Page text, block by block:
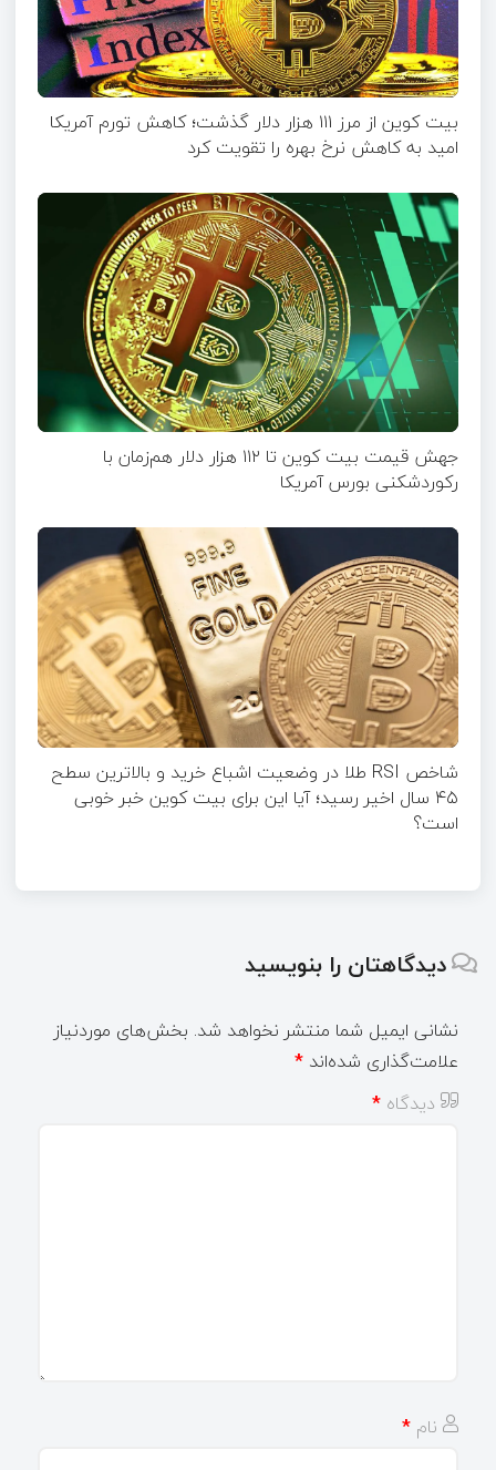
بیت کوین از مرز ۱۱۱ هزار دلار گذشت؛ کاهش تورم آمریکا
امید به کاهش نرخ بهره را تقویت کرد
جهش قیمت بیت‌ کوین تا ۱۱۲ هزار دلار هم‌زمان با
رکوردشکنی بورس آمریکا
شاخص RSI طلا در وضعیت اشباع خرید و بالاترین سطح
۴۵ سال اخیر رسید؛ آیا این برای بیت کوین خبر خوبی
است؟
دیدگاهتان را بنویسید
نشانی ایمیل شما منتشر نخواهد شد. بخش‌های موردنیاز
علامت‌گذاری شده‌اند *
دیدگاه *
نام *